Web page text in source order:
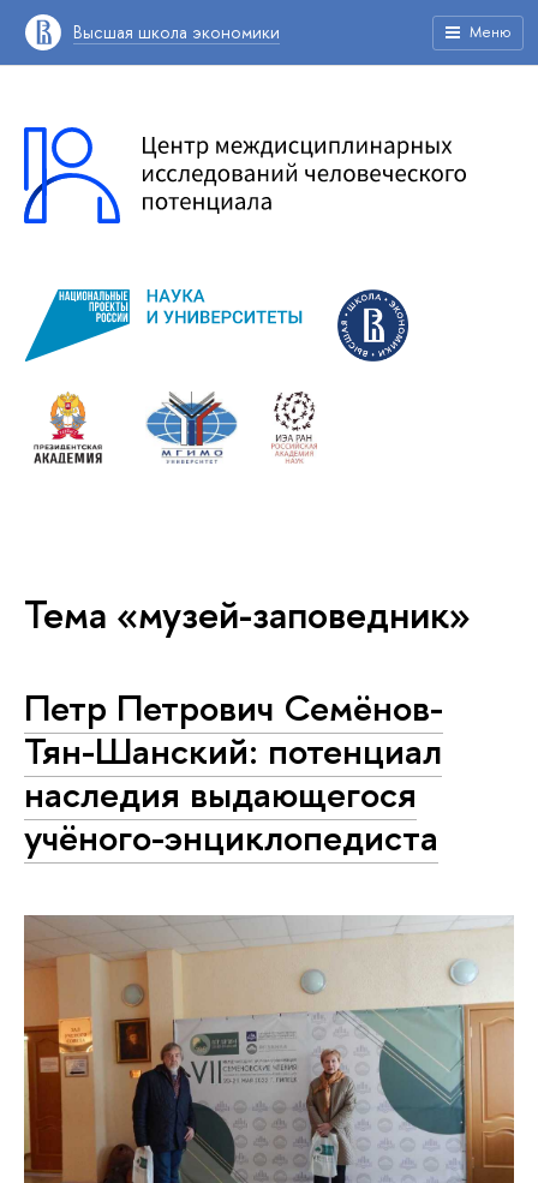
Высшая школа экономики Меню
Тема «музей-заповедник»
Петр Петрович Семёнов-
Тян-Шанский: потенциал
наследия выдающегося
учёного-энциклопедиста